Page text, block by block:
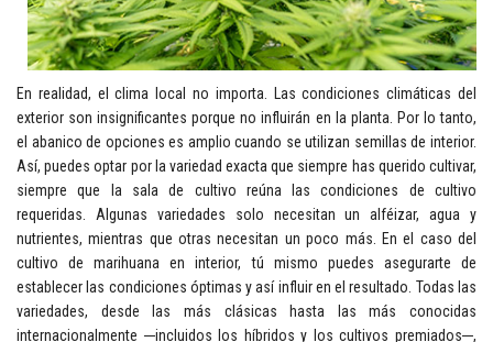
En realidad, el clima local no importa. Las condiciones climáticas del
exterior son insignificantes porque no influirán en la planta. Por lo tanto,
el abanico de opciones es amplio cuando se utilizan semillas de interior.
Así, puedes optar por la variedad exacta que siempre has querido cultivar,
siempre que la sala de cultivo reúna las condiciones de cultivo
requeridas. Algunas variedades solo necesitan un alféizar, agua y
nutrientes, mientras que otras necesitan un poco más. En el caso del
cultivo de marihuana en interior, tú mismo puedes asegurarte de
establecer las condiciones óptimas y así influir en el resultado. Todas las
variedades, desde las más clásicas hasta las más conocidas
internacionalmente ─incluidos los híbridos y los cultivos premiados─,